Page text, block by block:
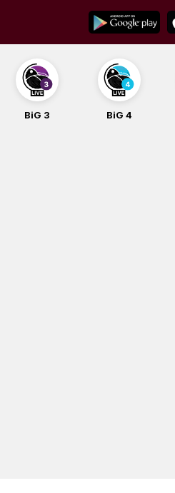
content
BiG 3 BiG 4